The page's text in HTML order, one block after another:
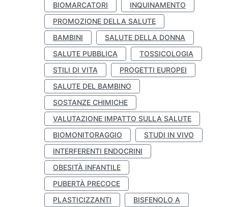
BIOMARCATORI
INQUINAMENTO
PROMOZIONE DELLA SALUTE
BAMBINI
SALUTE DELLA DONNA
SALUTE PUBBLICA
TOSSICOLOGIA
STILI DI VITA
PROGETTI EUROPEI
SALUTE DEL BAMBINO
SOSTANZE CHIMICHE
VALUTAZIONE IMPATTO SULLA SALUTE
BIOMONITORAGGIO
STUDI IN VIVO
INTERFERENTI ENDOCRINI
OBESITÀ INFANTILE
PUBERTÀ PRECOCE
PLASTICIZZANTI
BISFENOLO A